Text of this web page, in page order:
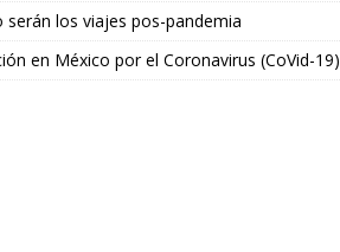
serán los viajes pos-pandemia
en México por el Coronavirus (CoVid-19)